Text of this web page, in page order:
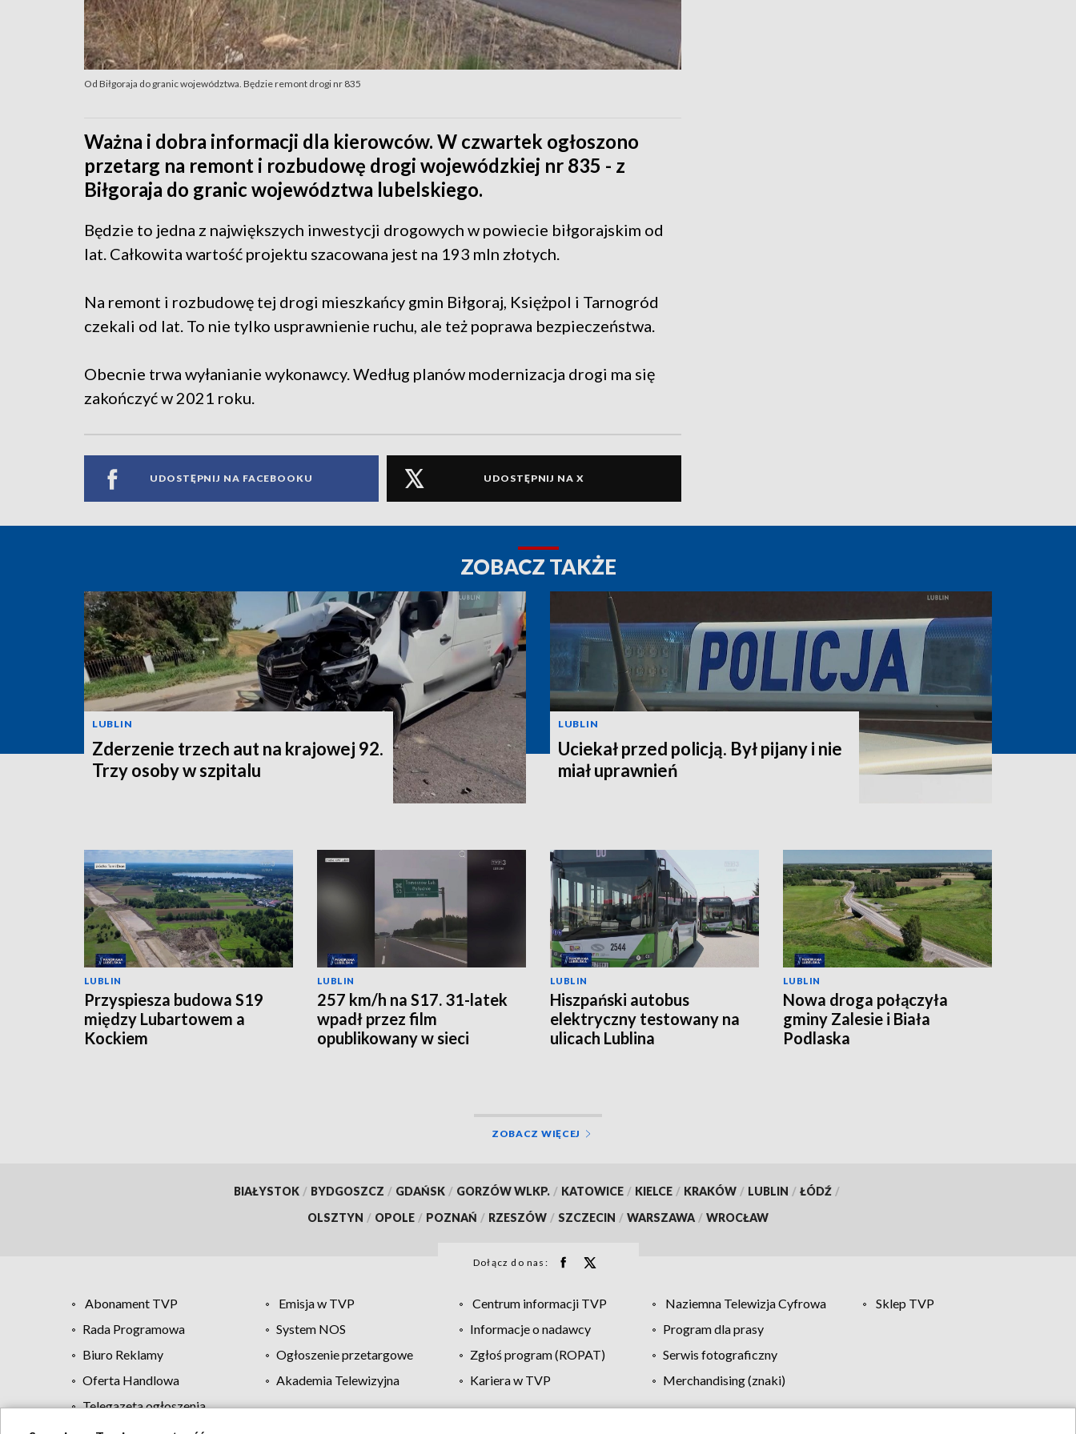
Od Biłgoraja do granic województwa. Będzie remont drogi nr 835
Ważna i dobra informacji dla kierowców. W czwartek ogłoszono
przetarg na remont i rozbudowę drogi wojewódzkiej nr 835 - z
Biłgoraja do granic województwa lubelskiego.
Będzie to jedna z największych inwestycji drogowych w powiecie biłgorajskim od
lat. Całkowita wartość projektu szacowana jest na 193 mln złotych.
Na remont i rozbudowę tej drogi mieszkańcy gmin Biłgoraj, Księżpol i Tarnogród
czekali od lat. To nie tylko usprawnienie ruchu, ale też poprawa bezpieczeństwa.
Obecnie trwa wyłanianie wykonawcy. Według planów modernizacja drogi ma się
zakończyć w 2021 roku.
UDOSTĘPNIJ NA FACEBOOKU UDOSTĘPNIJ NA X
ZOBACZ TAKŻE
LUBLIN
Zderzenie trzech aut na krajowej 92.
Trzy osoby w szpitalu
LUBLIN
Uciekał przed policją. Był pijany i nie
miał uprawnień
LUBLIN
Przyspiesza budowa S19
między Lubartowem a
Kockiem
LUBLIN
257 km/h na S17. 31-latek
wpadł przez film
opublikowany w sieci
LUBLIN
Hiszpański autobus
elektryczny testowany na
ulicach Lublina
LUBLIN
Nowa droga połączyła
gminy Zalesie i Biała
Podlaska
ZOBACZ WIĘCEJ
BIAŁYSTOK / BYDGOSZCZ / GDAŃSK / GORZÓW WLKP. / KATOWICE / KIELCE / KRAKÓW / LUBLIN / ŁÓDŹ /
OLSZTYN / OPOLE / POZNAŃ / RZESZÓW / SZCZECIN / WARSZAWA / WROCŁAW
Dołącz do nas:
Abonament TVP Emisja w TVP Centrum informacji TVP Naziemna Telewizja Cyfrowa
Sklep TVP
Rada Programowa
System NOS Informacje o nadawcy
Program dla prasy
Biuro Reklamy
Ogłoszenie przetargowe Zgłoś program (ROPAT)
Serwis fotograficzny
Oferta Handlowa
Akademia Telewizyjna Kariera w TVP
Merchandising (znaki)
Telegazeta ogłoszenia